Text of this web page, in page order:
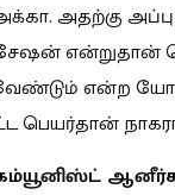
அதற்கு
என்றுதான்
என்ற
பெயர்தான்